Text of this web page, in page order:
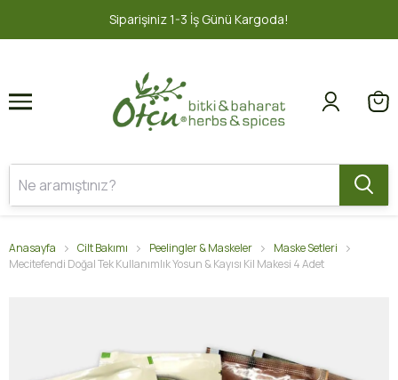
2000 TL ve üzeri
1 2
Anasayfa Cilt Bakımı Peelingler & Maskeler
Maske Setleri
Mecitefendi Doğal Tek Kullanımlık Yosun & Kayısı Kil Makesi 4 Adet